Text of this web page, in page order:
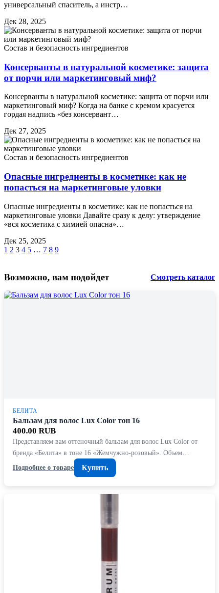
универсальный спаситель, а инстр…
Дек 28, 2025
Состав и безопасность ингредиентов
Консерванты в натуральной косметике: защита
от порчи или маркетинговый миф?
Консерванты в натуральной косметике: защита от порчи или
маркетинговый миф? Когда на банке с кремом красуется
гордая надпись «без консервант…
Дек 27, 2025
Состав и безопасность ингредиентов
Опасные ингредиенты в косметике: как не
попасться на маркетинговые уловки
Опасные ингредиенты в косметике: как не попасться на
маркетинговые уловки Давайте сразу к делу: утверждение
«вся косметика с химией опасна»…
Дек 25, 2025
1 2 3 4 5 … 7 8 9
Возможно, вам подойдет Смотреть каталог
БЕЛИТА
Бальзам для волос Lux Color тон 16
400.00 RUB
Представляем вам оттеночный бальзам для волос Lux Color от
бренда «Белита» в тоне 16 «Жемчужно-розовый». Объем…
Подробнее о товаре
Купить